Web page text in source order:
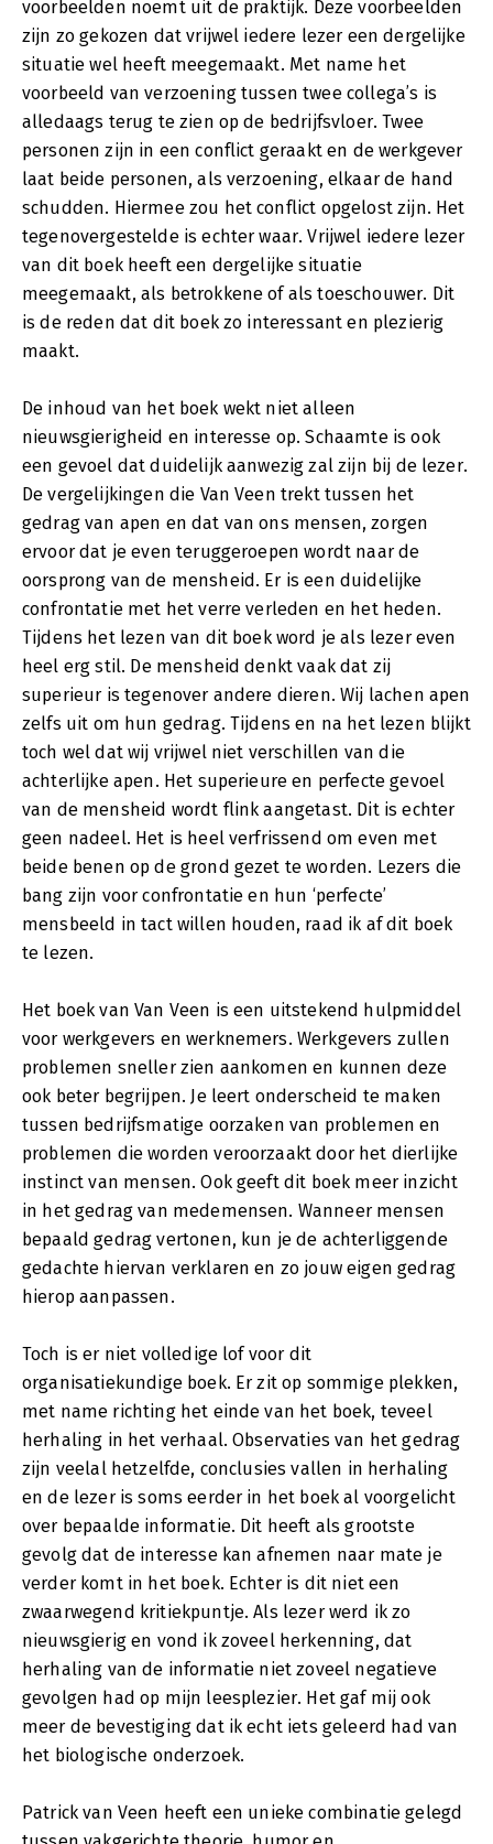
voorbeelden noemt uit de praktijk. Deze voorbeelden
zijn zo gekozen dat vrijwel iedere lezer een dergelijke
situatie wel heeft meegemaakt. Met name het
voorbeeld van verzoening tussen twee collega’s is
alledaags terug te zien op de bedrijfsvloer. Twee
personen zijn in een conflict geraakt en de werkgever
laat beide personen, als verzoening, elkaar de hand
schudden. Hiermee zou het conflict opgelost zijn. Het
tegenovergestelde is echter waar. Vrijwel iedere lezer
van dit boek heeft een dergelijke situatie
meegemaakt, als betrokkene of als toeschouwer. Dit
is de reden dat dit boek zo interessant en plezierig
maakt.
De inhoud van het boek wekt niet alleen
nieuwsgierigheid en interesse op. Schaamte is ook
een gevoel dat duidelijk aanwezig zal zijn bij de lezer.
De vergelijkingen die Van Veen trekt tussen het
gedrag van apen en dat van ons mensen, zorgen
ervoor dat je even teruggeroepen wordt naar de
oorsprong van de mensheid. Er is een duidelijke
confrontatie met het verre verleden en het heden.
Tijdens het lezen van dit boek word je als lezer even
heel erg stil. De mensheid denkt vaak dat zij
superieur is tegenover andere dieren. Wij lachen apen
zelfs uit om hun gedrag. Tijdens en na het lezen blijkt
toch wel dat wij vrijwel niet verschillen van die
achterlijke apen. Het superieure en perfecte gevoel
van de mensheid wordt flink aangetast. Dit is echter
geen nadeel. Het is heel verfrissend om even met
beide benen op de grond gezet te worden. Lezers die
bang zijn voor confrontatie en hun ‘perfecte’
mensbeeld in tact willen houden, raad ik af dit boek
te lezen.
Het boek van Van Veen is een uitstekend hulpmiddel
voor werkgevers en werknemers. Werkgevers zullen
problemen sneller zien aankomen en kunnen deze
ook beter begrijpen. Je leert onderscheid te maken
tussen bedrijfsmatige oorzaken van problemen en
problemen die worden veroorzaakt door het dierlijke
instinct van mensen. Ook geeft dit boek meer inzicht
in het gedrag van medemensen. Wanneer mensen
bepaald gedrag vertonen, kun je de achterliggende
gedachte hiervan verklaren en zo jouw eigen gedrag
hierop aanpassen.
Toch is er niet volledige lof voor dit
organisatiekundige boek. Er zit op sommige plekken,
met name richting het einde van het boek, teveel
herhaling in het verhaal. Observaties van het gedrag
zijn veelal hetzelfde, conclusies vallen in herhaling
en de lezer is soms eerder in het boek al voorgelicht
over bepaalde informatie. Dit heeft als grootste
gevolg dat de interesse kan afnemen naar mate je
verder komt in het boek. Echter is dit niet een
zwaarwegend kritiekpuntje. Als lezer werd ik zo
nieuwsgierig en vond ik zoveel herkenning, dat
herhaling van de informatie niet zoveel negatieve
gevolgen had op mijn leesplezier. Het gaf mij ook
meer de bevestiging dat ik echt iets geleerd had van
het biologische onderzoek.
Patrick van Veen heeft een unieke combinatie gelegd